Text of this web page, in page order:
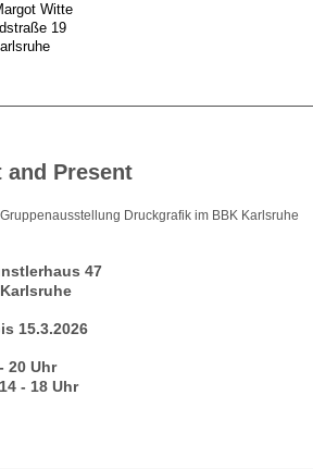
Witte
19
and Present
Druckgrafik im BBK Karlsruhe
47
15.3.2026
20 Uhr
- 18 Uhr